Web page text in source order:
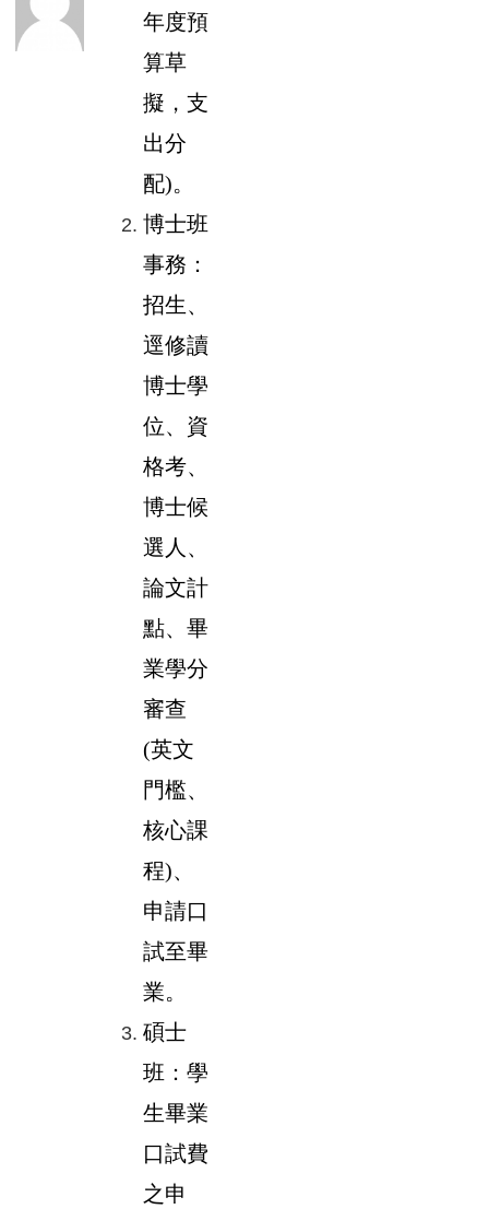
年度預
算草
擬，支
出分
配)。
博士班
事務：
招生、
逕修讀
博士學
位、資
格考、
博士候
選人、
論文計
點、畢
業學分
審查
(英文
門檻、
核心課
程)、
申請口
試至畢
業。
碩士
班：學
生畢業
口試費
之申